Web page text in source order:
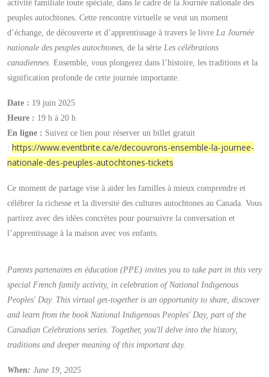
activité familiale toute spéciale, dans le cadre de la Journée nationale des
peuples autochtones. Cette rencontre virtuelle se veut un moment
d’échange, de découverte et d’apprentissage à travers le livre La Journée
nationale des peuples autochtones, de la série Les célébrations
canadiennes. Ensemble, vous plongerez dans l’histoire, les traditions et la
signification profonde de cette journée importante.
Date : 19 juin 2025
Heure : 19 h à 20 h
En ligne : Suivez ce lien pour réserver un billet gratuit
: https://www.eventbrite.ca/e/decouvrons-ensemble-la-journee-
nationale-des-peuples-autochtones-tickets
Ce moment de partage vise à aider les familles à mieux comprendre et
célébrer la richesse et la diversité des cultures autochtones au Canada. Vous
partirez avec des idées concrètes pour poursuivre la conversation et
l’apprentissage à la maison avec vos enfants.
Parents partenaires en éducation (PPE) invites you to take part in this very
special French family activity, in celebration of National Indigenous
Peoples' Day. This virtual get-together is an opportunity to share, discover
and learn from the book National Indigenous Peoples' Day, part of the
Canadian Celebrations series. Together, you'll delve into the history,
traditions and deeper meaning of this important day.
When: June 19, 2025